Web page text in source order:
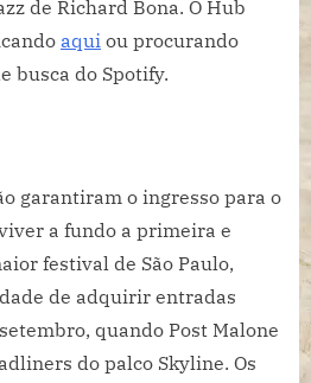
de Richard Bona. O Hub
aqui ou procurando
busca do Spotify.
garantiram o ingresso para o
a fundo a primeira e
festival de São Paulo,
de adquirir entradas
quando Post Malone
do palco Skyline. Os